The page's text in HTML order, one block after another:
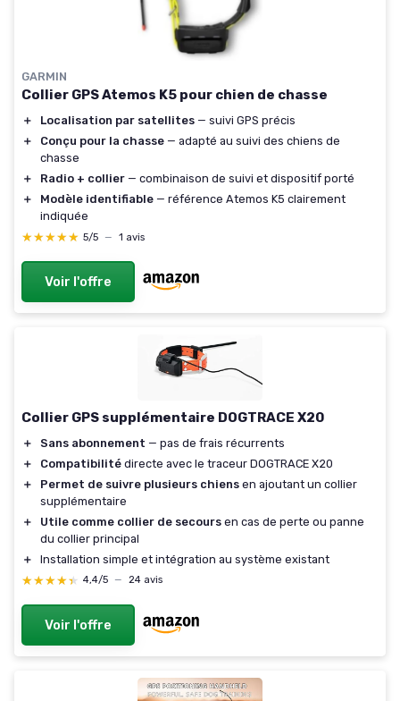
GARMIN
Collier GPS Atemos K5 pour chien de chasse
＋ Localisation par satellites — suivi GPS précis
＋
Conçu pour la chasse — adapté au suivi des chiens de
chasse
＋
Radio + collier — combinaison de suivi et dispositif porté
＋
Modèle identifiable — référence Atemos K5 clairement
indiquée
★★★★★
★★★★★ 5/5 — 1 avis
Voir l'offre
Collier GPS supplémentaire DOGTRACE X20
＋ Sans abonnement — pas de frais récurrents
＋
Compatibilité directe avec le traceur DOGTRACE X20
＋
Permet de suivre plusieurs chiens en ajoutant un collier
supplémentaire
＋
Utile comme collier de secours en cas de perte ou panne
du collier principal
＋
Installation simple et intégration au système existant
★★★★★
★★★★★ 4,4/5 — 24 avis
Voir l'offre